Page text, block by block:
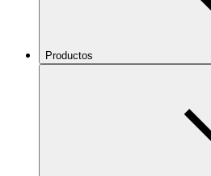
Productos